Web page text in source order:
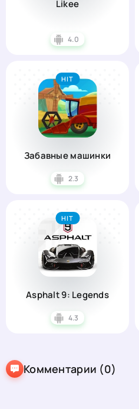
Likee
4.0
Забавные машинки
2.3
HIT
Asphalt 9: Legends
4.3
HIT
Комментарии (0)